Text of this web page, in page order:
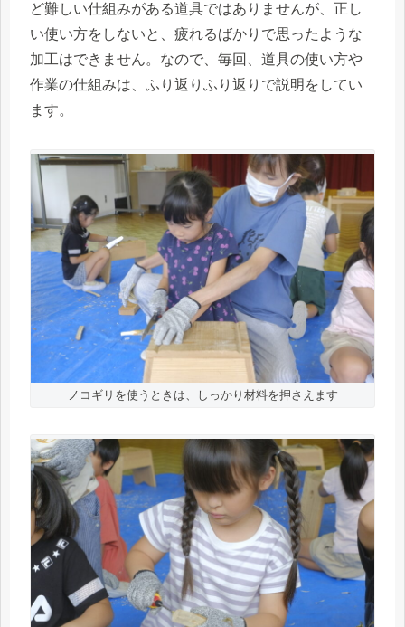
ど難しい仕組みがある道具ではありませんが、正し
い使い方をしないと、疲れるばかりで思ったような
加工はできません。なので、毎回、道具の使い方や
作業の仕組みは、ふり返りふり返りで説明をしてい
ます。
ノコギリを使うときは、しっかり材料を押さえます